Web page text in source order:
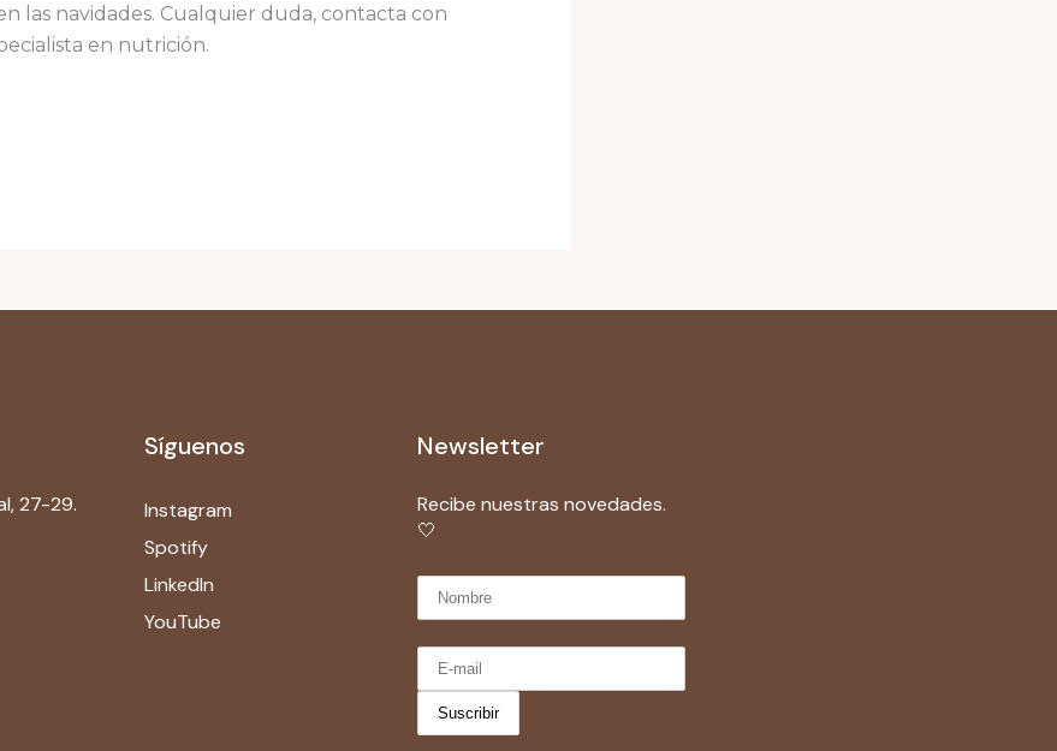
las navidades. Cualquier duda, contacta con
en nutrición.
27-29.
Síguenos
Instagram
Spotify
LinkedIn
YouTube
Newsletter
Recibe nuestras novedades.
🤍